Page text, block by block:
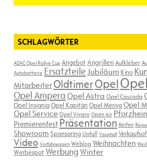
SCHLAGWÖRTER
ADAC Opel Rallye Cup AngebotAngrillenAufkleber
Autobatterie ErsatzteileJubiläum Kino
Mitarbeiter OldtimerOpel
Opel AmperaOpel Astra Opel Cascada
Opel InsigniaOpel Kapitän Opel MerivaOpel
Opel ServiceOpel Vivaro Open Air
Premierenfest Präsentation Reifen
Showroom Sponsoring Unfall Vauxhall
Video Vorführwagen Weblog Weihnachten
WerbespotWerbungWinter